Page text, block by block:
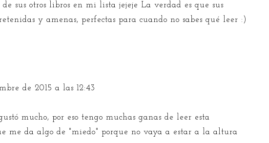
de sus otros libros en mi lista jejeje La verdad es que sus
y amenas, perfectas para cuando no sabes qué leer :)
de 2015 a las 12:43
mucho, por eso tengo muchas ganas de leer esta
me da algo de "miedo" porque no vaya a estar a la altura